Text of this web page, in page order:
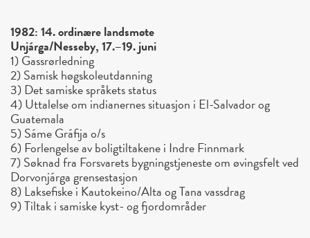
1982: 14. ordinære landsmøte
Unjárga/Nesseby, 17.–19. juni
1) Gassrørledning
2) Samisk høgskoleutdanning
3) Det samiske språkets status
4) Uttalelse om indianernes situasjon i El-Salvador og
Guatemala
5) Sáme Gráfija o/s
6) Forlengelse av boligtiltakene i Indre Finnmark
7) Søknad fra Forsvarets bygningstjeneste om øvingsfelt ved
Dorvonjárga grensestasjon
8) Laksefiske i Kautokeino/Alta og Tana vassdrag
9) Tiltak i samiske kyst- og fjordområder